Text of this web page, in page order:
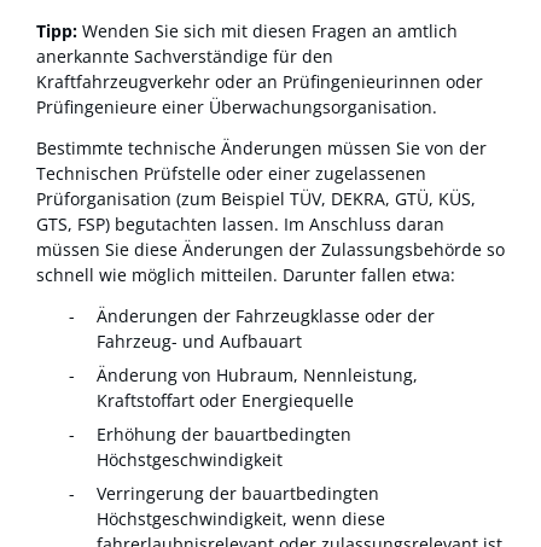
Tipp: Wenden Sie sich mit diesen Fragen an amtlich
anerkannte Sachverständige für den
Kraftfahrzeugverkehr oder an Prüfingenieurinnen oder
Prüfingenieure einer Überwachungsorganisation.
Bestimmte technische Änderungen müssen Sie von der
Technischen Prüfstelle oder einer zugelassenen
Prüforganisation (zum Beispiel TÜV, DEKRA, GTÜ, KÜS,
GTS, FSP) begutachten lassen. Im Anschluss daran
müssen Sie diese Änderungen der Zulassungsbehörde so
schnell wie möglich mitteilen. Darunter fallen etwa:
Änderungen der Fahrzeugklasse oder der
Fahrzeug- und Aufbauart
Änderung von Hubraum, Nennleistung,
Kraftstoffart oder Energiequelle
Erhöhung der bauartbedingten
Höchstgeschwindigkeit
Verringerung der bauartbedingten
Höchstgeschwindigkeit, wenn diese